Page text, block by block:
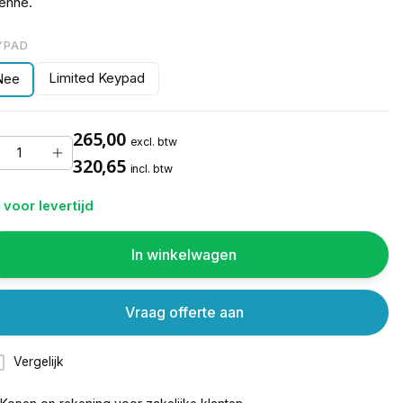
Limited Keypad
265,00 excl. btw
320,65 incl. btw
voor levertijd
In winkelwagen
Vergelijk
Vraag offerte aan